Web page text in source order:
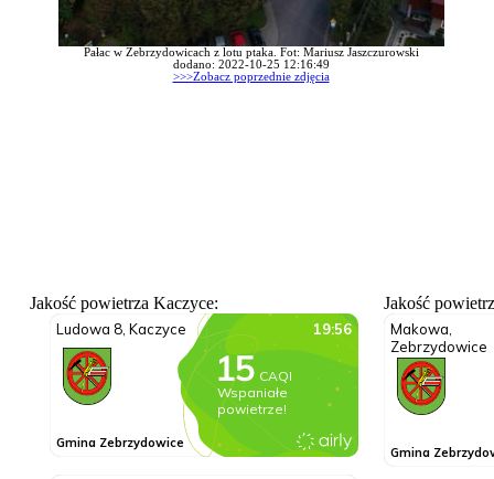
Pałac w Zebrzydowicach z lotu ptaka. Fot: Mariusz Jaszczurowski
dodano: 2022-10-25 12:16:49
>>>Zobacz poprzednie zdjęcia
Jakość powietrza Kaczyce: Jakość